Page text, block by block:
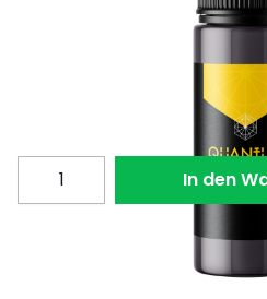
Gandalf the Gray 30
QUAGL30-
Menge In den
mit leicht braunen